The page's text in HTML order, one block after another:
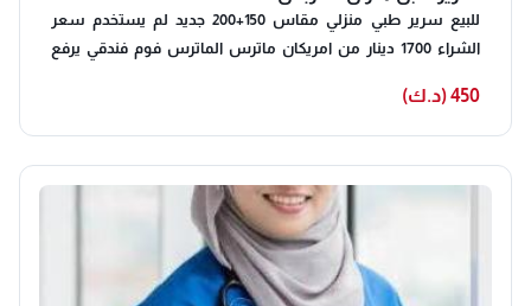
للبيع سرير طبي منزلي مقاس 150+200 جديد لم يستخدم سعر
الشراء 1700 دينار من امريكان ماترس الماترس فوم فندقي يرفع
يحمل وزن ٢٥٠ كيلو
450 (د.ك)